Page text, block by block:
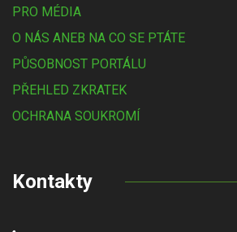
PRO MÉDIA
O NÁS ANEB NA CO SE PTÁTE
PŮSOBNOST PORTÁLU
PŘEHLED ZKRATEK
OCHRANA SOUKROMÍ
Kontakty